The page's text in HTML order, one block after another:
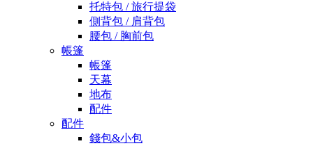
托特包 / 旅行提袋
側背包 / 肩背包
腰包 / 胸前包
帳篷
帳篷
天幕
地布
配件
配件
錢包&小包